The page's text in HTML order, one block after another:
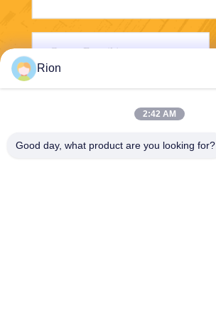
Rion
2:42 AM
Good day, what product are you looking for?